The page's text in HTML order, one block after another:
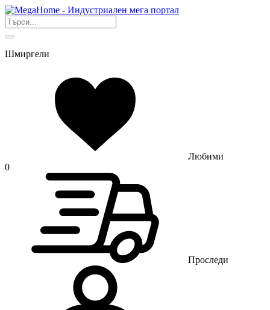
Шмиргели
Любими
0
Проследи